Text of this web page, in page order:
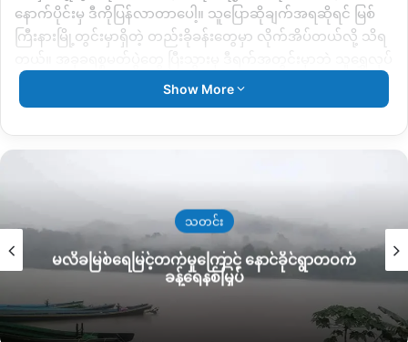
နောက်ပိုင်းမှ ဒီကိုပြန်လာတာပေါ့။ သူပြောဆိုချက်အရဆိုရင် မြစ်
ကြီးနားမြို့တွင်းမှာရှိတဲ့ တည်းခိုခန်းတွေမှာ လိုက်အိပ်တယ်လို့ သိရ
တဲ့ နေရာကိုပြန်သွားတယ်။ အဲ့ဒီကိုသွားတဲ့ လမ်းမှာ ကိုဗစ်ရောဂါ
စစ်ဆေးတဲ့အဖွဲ့ စစ်လိုက်တော့ ရောဂါပိုးတွေ့တယ်။ အဲ့ကြောင့် ဒီကို
မိသားစု ၄ဦးကို Quarantine Center တွင်ထားရှိထားကြောင်းသိရ
လက်ရှိ အဆိုပါ စစ်ရှောင်စခန်းကို အသွားအလာကန့်သတ်မှုပြုလုပ်
ထားပြီး ပိုးတွေ့လူနာနှင့်ထိတွေ့ဆက်စပ်သည့် သံသယလူနာ အ
ယောက် ၅၀ခန့်ကိုလည်း ယနေ့ ကျန်းမာရေးစစ်ဆေးမှုပြုလုပ်သွား
Show More
သတင်း
မလိခမြစ်ရေမြင့်တက်မှုကြောင့် နောင်ခိုင်ရွာတဝက်
ခန့်ရေနစ်မြှပ်